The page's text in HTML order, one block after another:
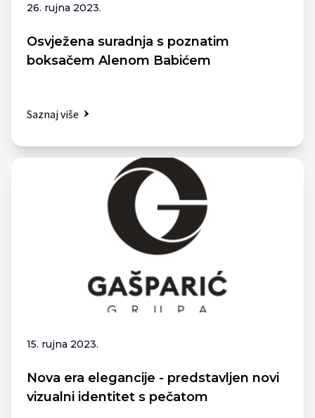
26. rujna 2023.
Osvježena suradnja s poznatim
boksačem Alenom Babićem
Saznaj više
15. rujna 2023.
Nova era elegancije - predstavljen novi
vizualni identitet s pečatom